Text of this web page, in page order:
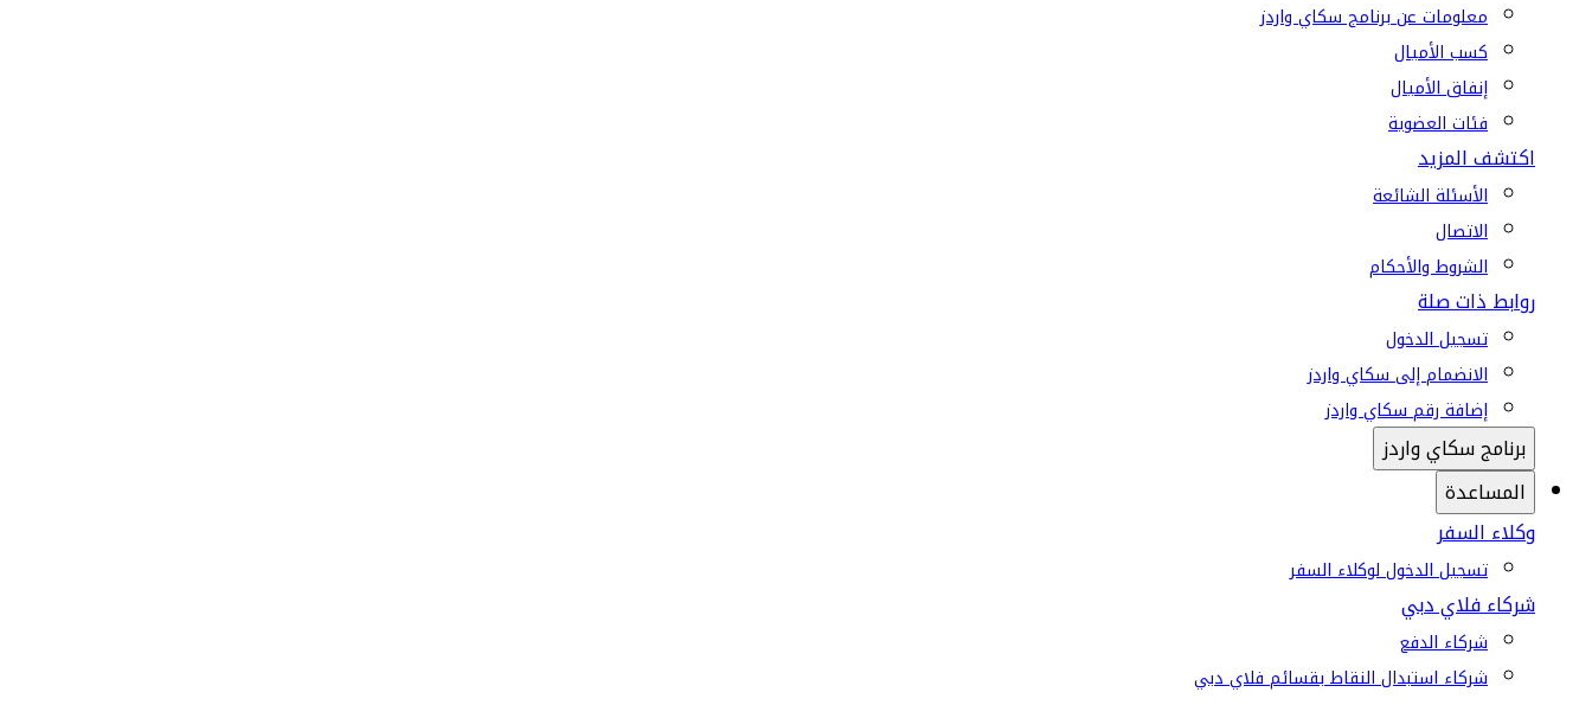
معلومات عن برنامج سكاي واردز
كسب الأميال
إنفاق الأميال
فئات العضوية
اكتشف المزيد
الأسئلة الشائعة
الاتصال
الشروط والأحكام
روابط ذات صلة
تسجيل الدخول
الانضمام إلى سكاي واردز
إضافة رقم سكاي واردز
برنامج سكاي واردز
المساعدة
وكلاء السفر
تسجيل الدخول لوكلاء السفر
شركاء فلاي دبي
شركاء الدفع
شركاء استبدال النقاط بقسائم فلاي دبي